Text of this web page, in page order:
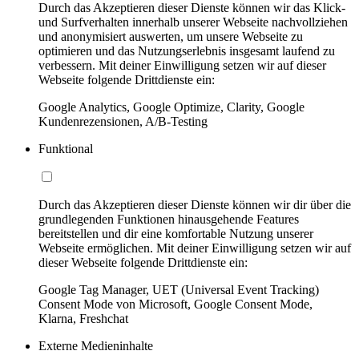
Durch das Akzeptieren dieser Dienste können wir das Klick-
und Surfverhalten innerhalb unserer Webseite nachvollziehen
und anonymisiert auswerten, um unsere Webseite zu
optimieren und das Nutzungserlebnis insgesamt laufend zu
verbessern. Mit deiner Einwilligung setzen wir auf dieser
Webseite folgende Drittdienste ein:
Google Analytics, Google Optimize, Clarity, Google
Kundenrezensionen, A/B-Testing
Funktional
Durch das Akzeptieren dieser Dienste können wir dir über die
grundlegenden Funktionen hinausgehende Features
bereitstellen und dir eine komfortable Nutzung unserer
Webseite ermöglichen. Mit deiner Einwilligung setzen wir auf
dieser Webseite folgende Drittdienste ein:
Google Tag Manager, UET (Universal Event Tracking)
Consent Mode von Microsoft, Google Consent Mode,
Klarna, Freshchat
Externe Medieninhalte